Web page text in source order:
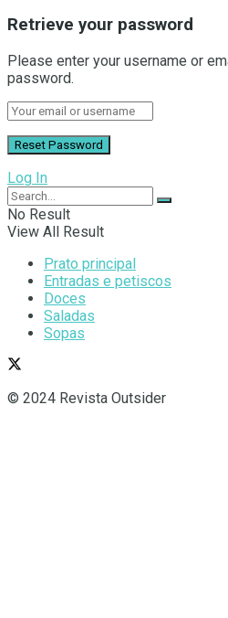
Retrieve your password
Please enter your username or
password.
Log In
No Result
View All Result
Prato principal
Entradas e petiscos
Doces
Saladas
Sopas
© 2024 Revista Outsider